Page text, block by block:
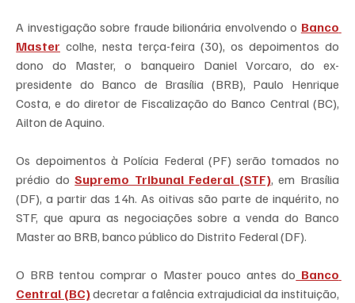
A investigação sobre fraude bilionária envolvendo o Banco
Master colhe, nesta terça-feira (30), os depoimentos do
dono do Master, o banqueiro Daniel Vorcaro, do ex-
presidente do Banco de Brasília (BRB), Paulo Henrique
Costa, e do diretor de Fiscalização do Banco Central (BC),
Ailton de Aquino.
Os depoimentos à Polícia Federal (PF) serão tomados no
prédio do Supremo Tribunal Federal (STF), em Brasília
(DF), a partir das 14h. As oitivas são parte de inquérito, no
STF, que apura as negociações sobre a venda do Banco
Master ao BRB, banco público do Distrito Federal (DF).
O BRB tentou comprar o Master pouco antes do Banco
Central (BC)decretar a falência extrajudicial da instituição,